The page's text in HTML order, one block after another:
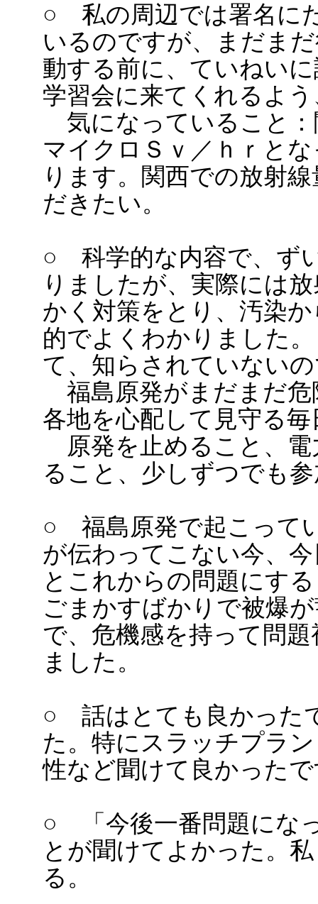
○ 私の周辺では署名に
いるのですが、まだま
動する前に、ていねい
学習会に来てくれるよ
気になっていること：
マイクロＳｖ／ｈｒと
ります。関西での放射
だきたい。
○ 科学的な内容で、ず
りましたが、実際には
かく対策をとり、汚染
的でよくわかりました
て、知らされていない
福島原発がまだまだ危
各地を心配して見守る
原発を止めること、電
ること、少しずつでも
○ 福島原発で起こって
が伝わってこない今、
とこれからの問題にす
ごまかすばかりで被爆
で、危機感を持って問
ました。
○ 話はとても良かった
た。特にスラッチプラ
性など聞けて良かった
○ 「今後一番問題にな
とが聞けてよかった。
る。